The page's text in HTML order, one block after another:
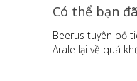
Có thể bạn
Beerus tuyên bố
Arale lại về quá